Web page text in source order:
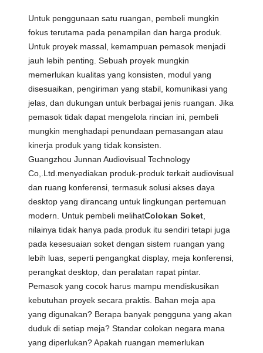
Untuk penggunaan satu ruangan, pembeli mungkin
fokus terutama pada penampilan dan harga produk.
Untuk proyek massal, kemampuan pemasok menjadi
jauh lebih penting. Sebuah proyek mungkin
memerlukan kualitas yang konsisten, modul yang
disesuaikan, pengiriman yang stabil, komunikasi yang
jelas, dan dukungan untuk berbagai jenis ruangan. Jika
pemasok tidak dapat mengelola rincian ini, pembeli
mungkin menghadapi penundaan pemasangan atau
kinerja produk yang tidak konsisten.
Guangzhou Junnan Audiovisual Technology
Co,.Ltd.menyediakan produk-produk terkait audiovisual
dan ruang konferensi, termasuk solusi akses daya
desktop yang dirancang untuk lingkungan pertemuan
modern. Untuk pembeli melihatColokan Soket,
nilainya tidak hanya pada produk itu sendiri tetapi juga
pada kesesuaian soket dengan sistem ruangan yang
lebih luas, seperti pengangkat display, meja konferensi,
perangkat desktop, dan peralatan rapat pintar.
Pemasok yang cocok harus mampu mendiskusikan
kebutuhan proyek secara praktis. Bahan meja apa
yang digunakan? Berapa banyak pengguna yang akan
duduk di setiap meja? Standar colokan negara mana
yang diperlukan? Apakah ruangan memerlukan